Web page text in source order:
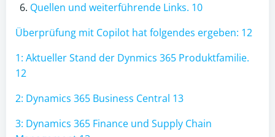
Quellen und weiterführende Links. 10
Überprüfung mit Copilot hat folgendes ergeben: 12
1: Aktueller Stand der Dynmics 365 Produktfamilie.
12
2: Dynamics 365 Business Central 13
3: Dynamics 365 Finance und Supply Chain